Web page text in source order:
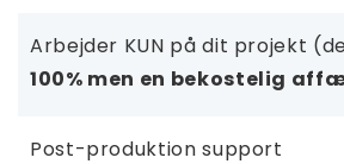
Arbejder KUN på dit projekt
100% men en bekostelig
Post-produktion support